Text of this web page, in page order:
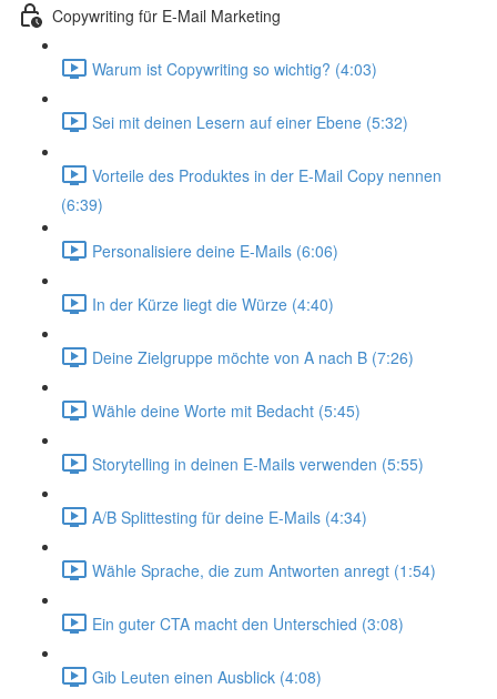
Copywriting für E-Mail Marketing
Warum ist Copywriting so wichtig? (4:03)
Sei mit deinen Lesern auf einer Ebene (5:32)
Vorteile des Produktes in der E-Mail Copy nennen
(6:39)
Personalisiere deine E-Mails (6:06)
In der Kürze liegt die Würze (4:40)
Deine Zielgruppe möchte von A nach B (7:26)
Wähle deine Worte mit Bedacht (5:45)
Storytelling in deinen E-Mails verwenden (5:55)
A/B Splittesting für deine E-Mails (4:34)
Wähle Sprache, die zum Antworten anregt (1:54)
Ein guter CTA macht den Unterschied (3:08)
Gib Leuten einen Ausblick (4:08)